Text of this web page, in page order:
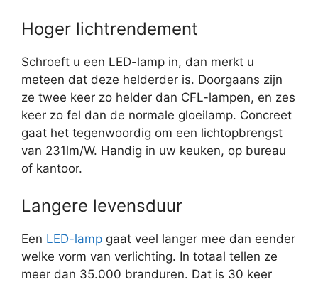
Hoger lichtrendement
Schroeft u een LED-lamp in, dan merkt u
meteen dat deze helderder is. Doorgaans zijn
ze twee keer zo helder dan CFL-lampen, en zes
keer zo fel dan de normale gloeilamp. Concreet
gaat het tegenwoordig om een lichtopbrengst
van 231lm/W. Handig in uw keuken, op bureau
of kantoor.
Langere levensduur
Een LED-lamp gaat veel langer mee dan eender
welke vorm van verlichting. In totaal tellen ze
meer dan 35.000 branduren. Dat is 30 keer